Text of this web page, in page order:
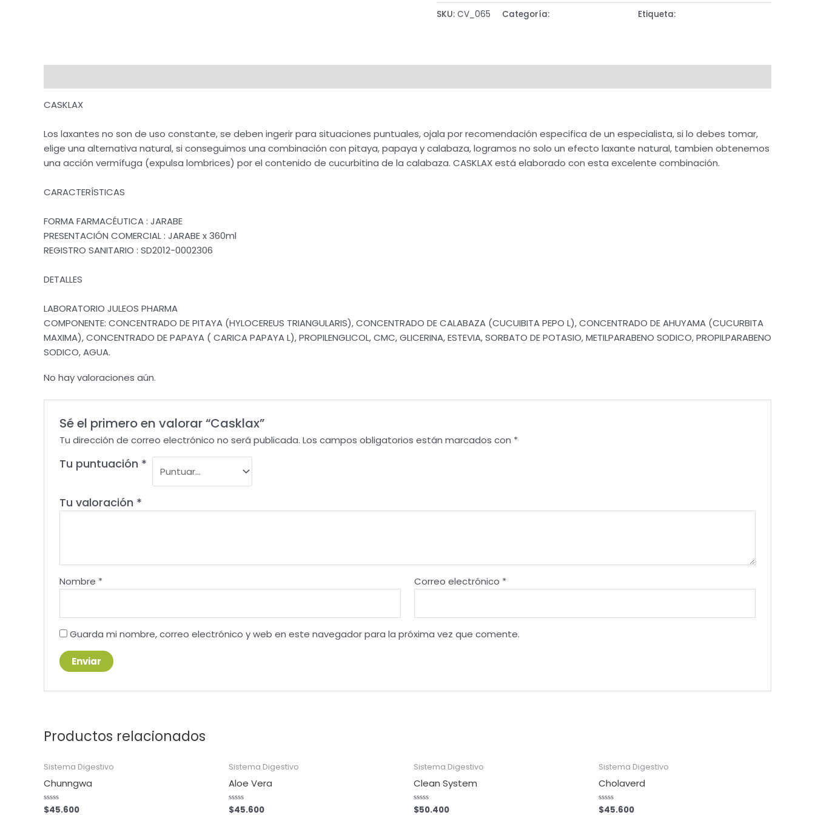
SKU: CV_065 Categoría: Etiqueta:
CASKLAX
Los laxantes no son de uso constante, se deben ingerir para situaciones puntuales, ojala por recomendación especifica de un especialista, si lo debes tomar,
elige una alternativa natural, si conseguimos una combinación con pitaya, papaya y calabaza, logramos no solo un efecto laxante natural, tambien obtenemos
una acción vermífuga (expulsa lombrices) por el contenido de cucurbitina de la calabaza. CASKLAX está elaborado con esta excelente combinación.
CARACTERÍSTICAS
FORMA FARMACÉUTICA : JARABE
PRESENTACIÓN COMERCIAL : JARABE x 360ml
REGISTRO SANITARIO : SD2012-0002306
DETALLES
LABORATORIO JULEOS PHARMA
COMPONENTE: CONCENTRADO DE PITAYA (HYLOCEREUS TRIANGULARIS), CONCENTRADO DE CALABAZA (CUCUIBITA PEPO L), CONCENTRADO DE AHUYAMA (CUCURBITA
MAXIMA), CONCENTRADO DE PAPAYA ( CARICA PAPAYA L), PROPILENGLICOL, CMC, GLICERINA, ESTEVIA, SORBATO DE POTASIO, METILPARABENO SODICO, PROPILPARABENO
SODICO, AGUA.
No hay valoraciones aún.
Sé el primero en valorar “Casklax”
Tu dirección de correo electrónico no será publicada. Los campos obligatorios están marcados con *
Tu puntuación *
Tu valoración *
Nombre * Correo electrónico *
Guarda mi nombre, correo electrónico y web en este navegador para la próxima vez que comente.
Productos relacionados
Sistema Digestivo
Chunngwa
Valorado
$45.600
Sistema Digestivo
Aloe Vera
Valorado
$45.600
Sistema Digestivo
Clean System
Valorado
$50.400
Sistema Digestivo
Cholaverd
Valorado
$45.600